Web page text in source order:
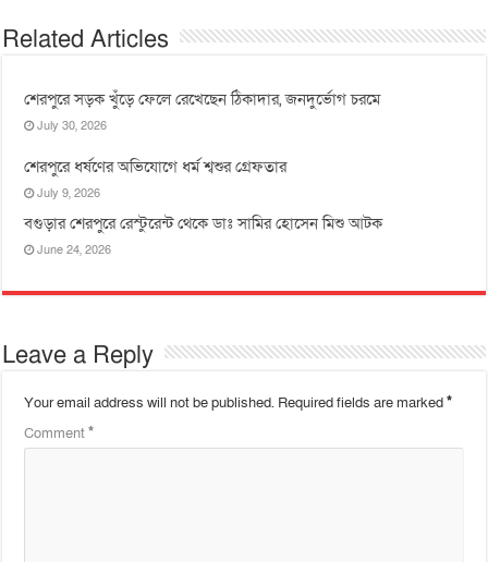
Related Articles
শেরপুরে সড়ক খুঁড়ে ফেলে রেখেছেন ঠিকাদার, জনদুর্ভোগ চরমে
July 30, 2026
শেরপুরে ধর্ষণের অভিযোগে ধর্ম শ্বশুর গ্রেফতার
July 9, 2026
বগুড়ার শেরপুরে রেস্টুরেন্ট থেকে ডাঃ সামির হোসেন মিশু আটক
June 24, 2026
Leave a Reply
Your email address will not be published. Required fields are marked*
Comment*